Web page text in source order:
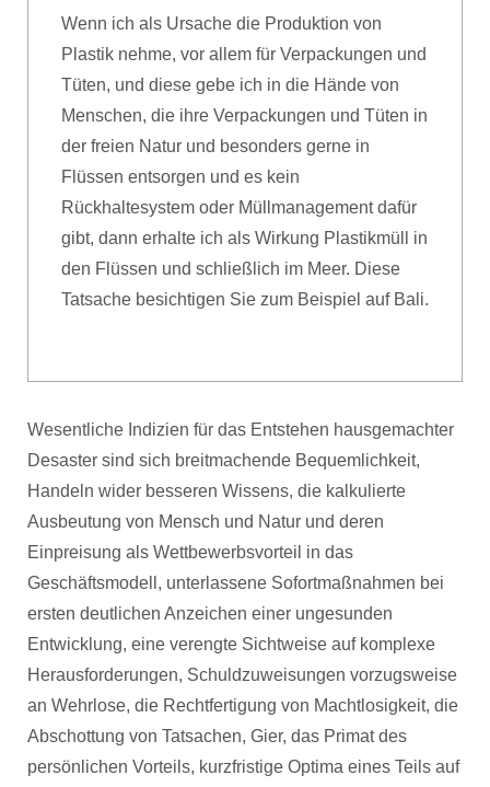
Wenn ich als Ursache die Produktion von
Plastik nehme, vor allem für Verpackungen und
Tüten, und diese gebe ich in die Hände von
Menschen, die ihre Verpackungen und Tüten in
der freien Natur und besonders gerne in
Flüssen entsorgen und es kein
Rückhaltesystem oder Müllmanagement dafür
gibt, dann erhalte ich als Wirkung Plastikmüll in
den Flüssen und schließlich im Meer. Diese
Tatsache besichtigen Sie zum Beispiel auf Bali.
Wesentliche Indizien für das Entstehen hausgemachter
Desaster sind sich breitmachende Bequemlichkeit,
Handeln wider besseren Wissens, die kalkulierte
Ausbeutung von Mensch und Natur und deren
Einpreisung als Wettbewerbsvorteil in das
Geschäftsmodell, unterlassene Sofortmaßnahmen bei
ersten deutlichen Anzeichen einer ungesunden
Entwicklung, eine verengte Sichtweise auf komplexe
Herausforderungen, Schuldzuweisungen vorzugsweise
an Wehrlose, die Rechtfertigung von Machtlosigkeit, die
Abschottung von Tatsachen, Gier, das Primat des
persönlichen Vorteils, kurzfristige Optima eines Teils auf